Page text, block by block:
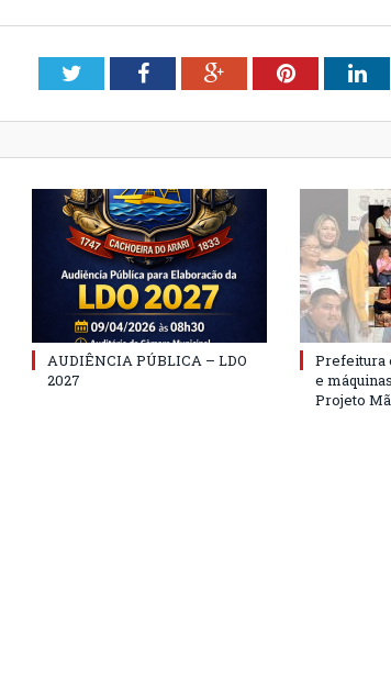
TwitterFacebookGoogle+Pinterest
AUDIÊNCIA PÚBLICA – LDO
2027
Prefeitura
e
Projeto